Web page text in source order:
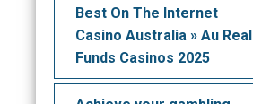
Best On The Internet
Casino Australia » Au Real
Funds Casinos 2025